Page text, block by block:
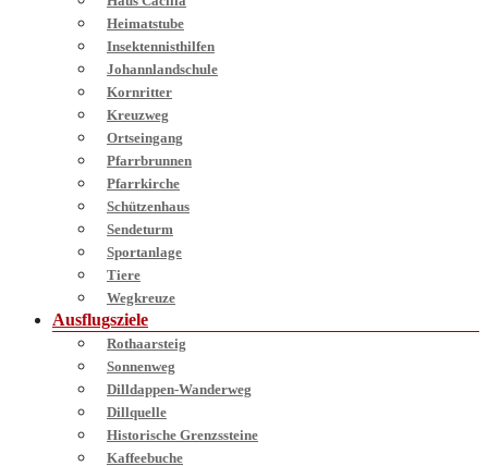
Heimatstube
Insektennisthilfen
Johannlandschule
Kornritter
Kreuzweg
Ortseingang
Pfarrbrunnen
Pfarrkirche
Schützenhaus
Sendeturm
Sportanlage
Tiere
Wegkreuze
Ausflugsziele
Rothaarsteig
Sonnenweg
Dilldappen-Wanderweg
Dillquelle
Historische Grenzssteine
Kaffeebuche